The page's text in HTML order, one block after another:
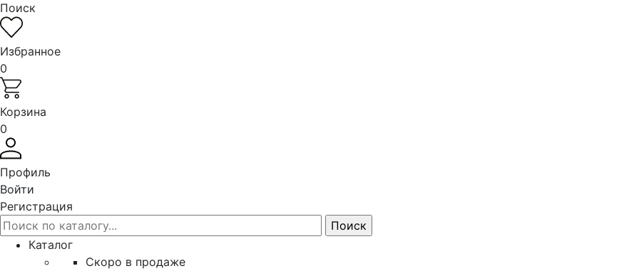
Поиск
Избранное
0
Корзина
0
Профиль
Войти
Регистрация
Каталог
Скоро в продаже